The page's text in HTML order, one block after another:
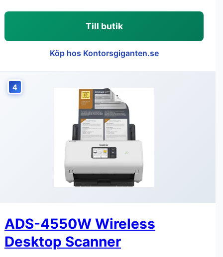
Till butik
Köp hos Kontorsgiganten.se
4
ADS-4550W Wireless
Desktop Scanner